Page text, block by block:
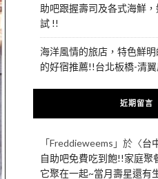
助吧跟握壽司及各式海鮮
試 !!
海洋風情的旅店，特色鮮
的好宿推薦!!台北板橋-清
近期留言
「Freddieweems 」於〈台
自助吧免費吃到飽!!家庭聚
它聚在一起~當月壽星還有